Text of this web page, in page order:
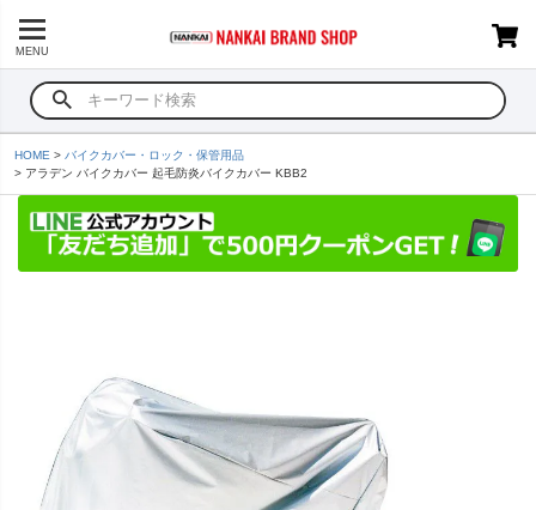
MENU
HOME
バイクカバー・ロック・保管用品
アラデン バイクカバー 起毛防炎バイクカバー KBB2